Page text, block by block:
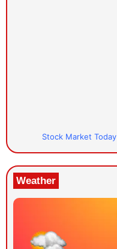
Stock Market Today
Weather